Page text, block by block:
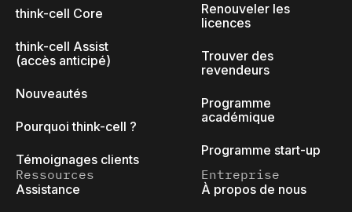
think-cell Core
think-cell Assist
(accès anticipé)
Nouveautés
Pourquoi think-cell ?
Témoignages clients
Renouveler les
licences
Trouver des
revendeurs
Programme
académique
Programme start-up
Ressources
Assistance
Entreprise
À propos de nous